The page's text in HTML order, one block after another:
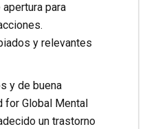
para
y relevantes
y de buena
for Global Mental
un trastorno